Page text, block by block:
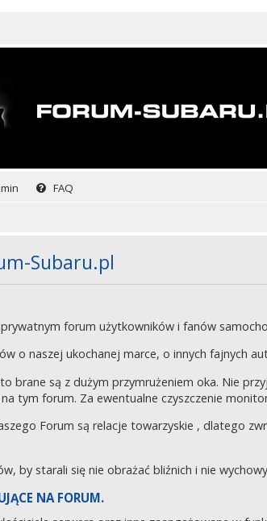
FAQ
Subaru.pl
forum użytkowników i fanów
o naszej ukochanej marce, o innych fajnych
brane są z dużym przymrużeniem oka. Nie
tym forum. Za ewentualne czyszczenie
Forum są relacje towarzyskie , dlatego
by starali się nie obrażać bliźnich i nie
NA FORUM.